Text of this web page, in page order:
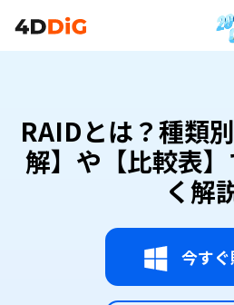
わかりやすく解説
RAIDとは？種類
解】や【比較表
く解
今すぐ